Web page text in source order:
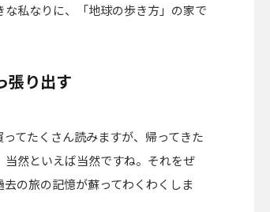
私なりに、「地球の歩き方」の家で
張り出す
てたくさん読みますが、帰ってきた
然といえば当然ですね。それをぜ
の旅の記憶が蘇ってわくわくしま